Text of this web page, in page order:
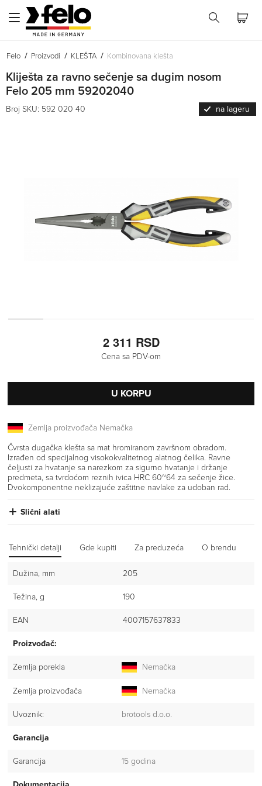
Felo Proizvodi KLEŠTA Kombinovana klešta
Kliješta za ravno sečenje sa dugim nosom
Felo 205 mm 59202040
Broj SKU: 592 020 40 na lageru
2 311 RSD
Cena sa PDV-om
U KORPU
Zemlja proizvođača Nemačka
Čvrsta dugačka klešta sa mat hromiranom završnom obradom.
Izrađen od specijalnog visokokvalitetnog alatnog čelika. Ravne
čeljusti za hvatanje sa narezkom za sigurno hvatanje i držanje
predmeta, sa tvrdoćom reznih ivica HRC 60~64 za sečenje žice.
Dvokomponentne neklizajuće zaštitne navlake za udoban rad.
Slični alati
Tehnički detalji Gde kupiti Za preduzeća O brendu
Dužina, mm 205
Težina, g 190
EAN 4007157637833
Proizvođač:
Zemlja porekla Nemačka
Zemlja proizvođača Nemačka
Uvoznik: brotools d.o.o.
Garancija
Garancija 15 godina